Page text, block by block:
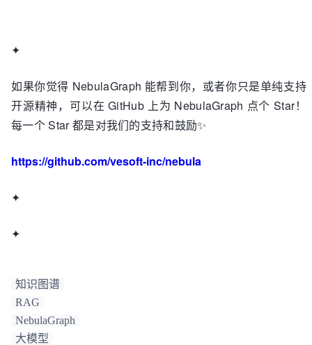
✦
如果你觉得 NebulaGraph 能帮到你，或者你只是单纯支持
开源精神，可以在 GitHub 上为 NebulaGraph 点个 Star！
每一个 Star 都是对我们的支持和鼓励✨
https://github.com/vesoft-inc/nebula
✦
✦
知识图谱
RAG
NebulaGraph
大模型